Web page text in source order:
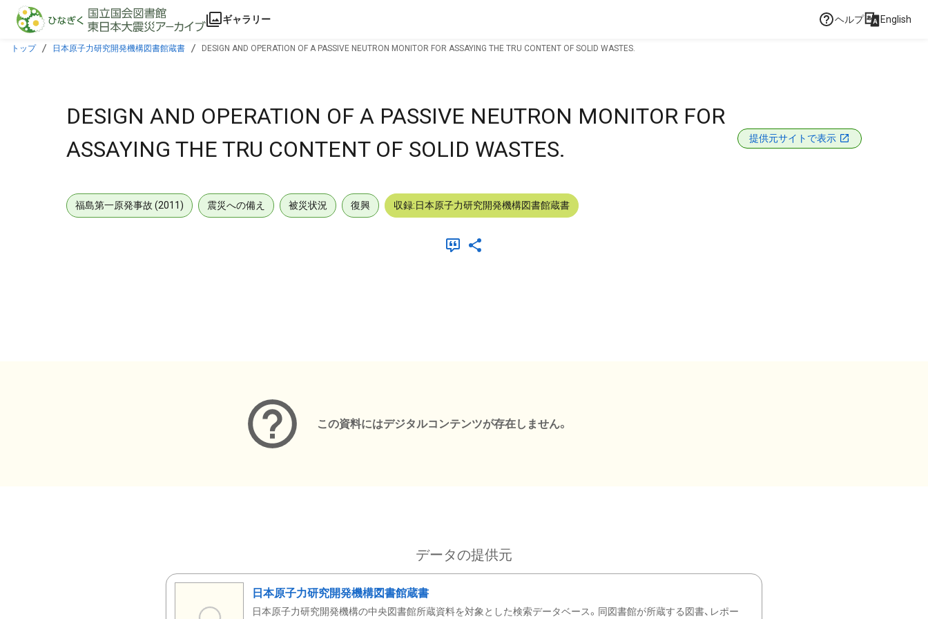
本文に飛ぶ
ギャラリー ヘルプ English
トップ 日本原子力研究開発機構図書館蔵書 DESIGN AND OPERATION OF A PASSIVE NEUTRON MONITOR FOR ASSAYING THE TRU CONTENT OF SOLID WASTES.
DESIGN AND OPERATION OF A PASSIVE NEUTRON MONITOR FOR
ASSAYING THE TRU CONTENT OF SOLID WASTES.
提供元サイトで表示
福島第一原発事故 (2011) 震災への備え 被災状況 復興 収録:日本原子力研究開発機構図書館蔵書
この資料にはデジタルコンテンツが存在しません。
データの提供元
日本原子力研究開発機構図書館蔵書
日本原子力研究開発機構の中央図書館所蔵資料を対象とした検索データベース。同図書館が所蔵する図書、レポー